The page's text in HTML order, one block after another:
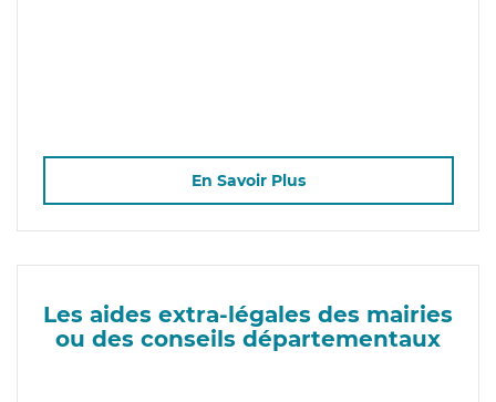
En Savoir Plus
Les aides extra-légales des mairies
ou des conseils départementaux